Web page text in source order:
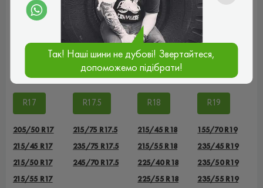
225/75 R16С
235/60 R16
235/70 R16
255/70 R16
R17
205/50 R17
215/45 R17
215/50 R17
215/55 R17
R17.5
215/75 R17.5
235/75 R17.5
245/70 R17.5
R18
215/45 R18
215/55 R18
225/40 R18
225/55 R18
R19
155/70 R19
235/45 R19
235/50 R19
235/55 R19
Так! Наші шини не дубові! Звертайтеся,
допоможемо підібрати!